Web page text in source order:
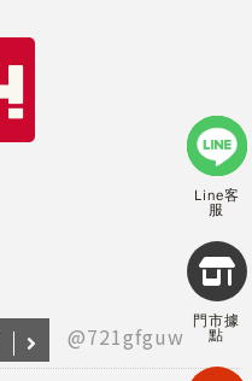
Line客
服
門市據
點
2026
@721gfguw